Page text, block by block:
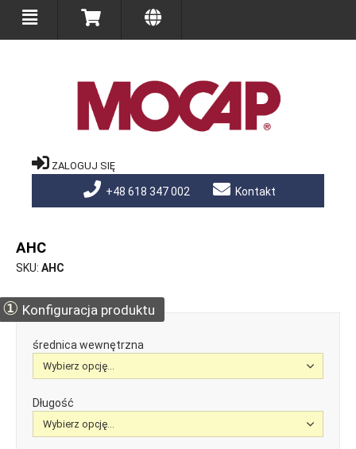
ZALOGUJ SIĘ
+48 618 347 002 Kontakt
AHC
SKU AHC
① Konfiguracja produktu
średnica wewnętrzna
Długość